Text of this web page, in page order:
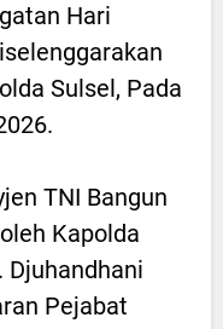
Hari
Sulsel, Pada
TNI Bangun
Kapolda
Djuhandhani
Pejabat